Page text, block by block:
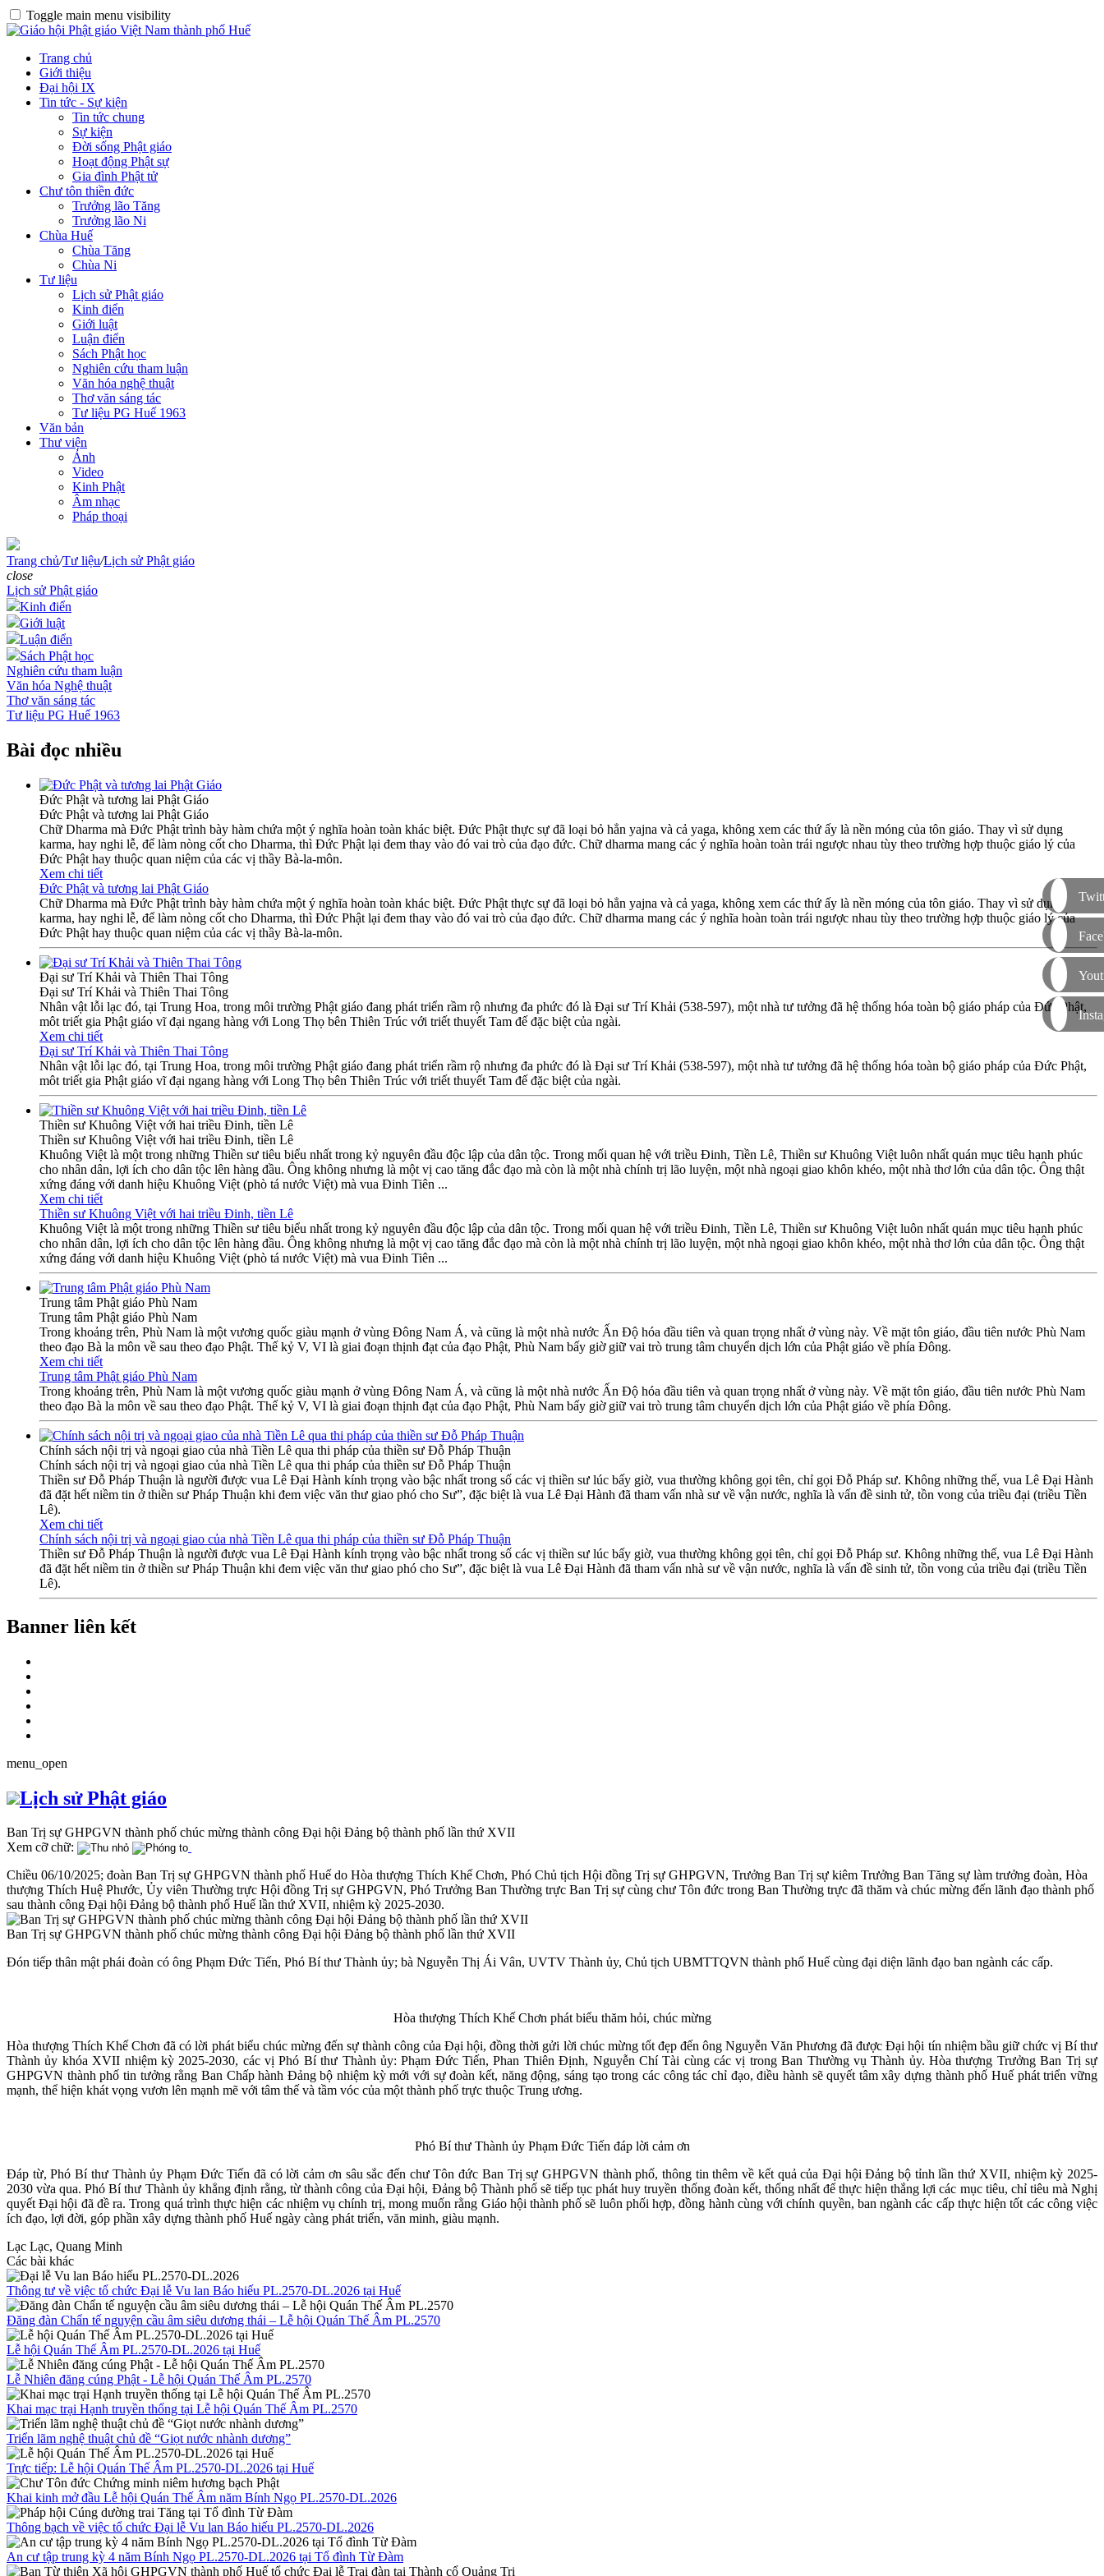
Toggle main menu visibility
Trang chủ
Giới thiệu
Đại hội IX
Tin tức - Sự kiện
Tin tức chung
Sự kiện
Đời sống Phật giáo
Hoạt động Phật sự
Gia đình Phật tử
Chư tôn thiền đức
Trưởng lão Tăng
Trưởng lão Ni
Chùa Huế
Chùa Tăng
Chùa Ni
Tư liệu
Lịch sử Phật giáo
Kinh điển
Giới luật
Luận điển
Sách Phật học
Nghiên cứu tham luận
Văn hóa nghệ thuật
Thơ văn sáng tác
Tư liệu PG Huế 1963
Văn bản
Thư viện
Ảnh
Video
Kinh Phật
Âm nhạc
Pháp thoại
Trang chủ/Tư liệu/Lịch sử Phật giáo
close
Lịch sử Phật giáo
Kinh điển
Giới luật
Luận điển
Sách Phật học
Nghiên cứu tham luận
Văn hóa Nghệ thuật
Thơ văn sáng tác
Tư liệu PG Huế 1963
Bài đọc nhiều
Đức Phật và tương lai Phật Giáo
Đức Phật và tương lai Phật Giáo
Chữ Dharma mà Đức Phật trình bày hàm chứa một ý nghĩa hoàn toàn khác biệt. Đức Phật thực sự đã loại bỏ hẳn yajna và cả yaga, không xem các thứ ấy là nền móng của tôn giáo. Thay vì sử dụng
karma, hay nghi lễ, để làm nòng cốt cho Dharma, thì Đức Phật lại đem thay vào đó vai trò của đạo đức. Chữ dharma mang các ý nghĩa hoàn toàn trái ngược nhau tùy theo trường hợp thuộc giáo lý của
Đức Phật hay thuộc quan niệm của các vị thầy Bà-la-môn.
Xem chi tiết
Đức Phật và tương lai Phật Giáo
Chữ Dharma mà Đức Phật trình bày hàm chứa một ý nghĩa hoàn toàn khác biệt. Đức Phật thực sự đã loại bỏ hẳn yajna và cả yaga, không xem các thứ ấy là nền móng của tôn giáo. Thay vì sử dụng
karma, hay nghi lễ, để làm nòng cốt cho Dharma, thì Đức Phật lại đem thay vào đó vai trò của đạo đức. Chữ dharma mang các ý nghĩa hoàn toàn trái ngược nhau tùy theo trường hợp thuộc giáo lý của
Đức Phật hay thuộc quan niệm của các vị thầy Bà-la-môn.
Đại sư Trí Khải và Thiên Thai Tông
Đại sư Trí Khải và Thiên Thai Tông
Nhân vật lỗi lạc đó, tại Trung Hoa, trong môi trường Phật giáo đang phát triển rầm rộ nhưng đa phức đó là Đại sư Trí Khải (538-597), một nhà tư tưởng đã hệ thống hóa toàn bộ giáo pháp của Đức Phật,
môt triết gia Phật giáo vĩ đại ngang hàng với Long Thọ bên Thiên Trúc với triết thuyết Tam đế đặc biệt của ngài.
Xem chi tiết
Đại sư Trí Khải và Thiên Thai Tông
Nhân vật lỗi lạc đó, tại Trung Hoa, trong môi trường Phật giáo đang phát triển rầm rộ nhưng đa phức đó là Đại sư Trí Khải (538-597), một nhà tư tưởng đã hệ thống hóa toàn bộ giáo pháp của Đức Phật,
môt triết gia Phật giáo vĩ đại ngang hàng với Long Thọ bên Thiên Trúc với triết thuyết Tam đế đặc biệt của ngài.
Thiền sư Khuông Việt với hai triều Đinh, tiền Lê
Thiền sư Khuông Việt với hai triều Đinh, tiền Lê
Khuông Việt là một trong những Thiền sư tiêu biểu nhất trong kỷ nguyên đầu độc lập của dân tộc. Trong mối quan hệ với triều Đinh, Tiền Lê, Thiền sư Khuông Việt luôn nhất quán mục tiêu hạnh phúc
cho nhân dân, lợi ích cho dân tộc lên hàng đầu. Ông không nhưng là một vị cao tăng đắc đạo mà còn là một nhà chính trị lão luyện, một nhà ngoại giao khôn khéo, một nhà thơ lớn của dân tộc. Ông thật
xứng đáng với danh hiệu Khuông Việt (phò tá nước Việt) mà vua Đinh Tiên ...
Xem chi tiết
Thiền sư Khuông Việt với hai triều Đinh, tiền Lê
Khuông Việt là một trong những Thiền sư tiêu biểu nhất trong kỷ nguyên đầu độc lập của dân tộc. Trong mối quan hệ với triều Đinh, Tiền Lê, Thiền sư Khuông Việt luôn nhất quán mục tiêu hạnh phúc
cho nhân dân, lợi ích cho dân tộc lên hàng đầu. Ông không nhưng là một vị cao tăng đắc đạo mà còn là một nhà chính trị lão luyện, một nhà ngoại giao khôn khéo, một nhà thơ lớn của dân tộc. Ông thật
xứng đáng với danh hiệu Khuông Việt (phò tá nước Việt) mà vua Đinh Tiên ...
Trung tâm Phật giáo Phù Nam
Trung tâm Phật giáo Phù Nam
Trong khoảng trên, Phù Nam là một vương quốc giàu mạnh ở vùng Đông Nam Á, và cũng là một nhà nước Ấn Độ hóa đầu tiên và quan trọng nhất ở vùng này. Về mặt tôn giáo, đầu tiên nước Phù Nam
theo đạo Bà la môn về sau theo đạo Phật. Thế kỷ V, VI là giai đoạn thịnh đạt của đạo Phật, Phù Nam bấy giờ giữ vai trò trung tâm chuyển dịch lớn của Phật giáo về phía Đông.
Xem chi tiết
Trung tâm Phật giáo Phù Nam
Trong khoảng trên, Phù Nam là một vương quốc giàu mạnh ở vùng Đông Nam Á, và cũng là một nhà nước Ấn Độ hóa đầu tiên và quan trọng nhất ở vùng này. Về mặt tôn giáo, đầu tiên nước Phù Nam
theo đạo Bà la môn về sau theo đạo Phật. Thế kỷ V, VI là giai đoạn thịnh đạt của đạo Phật, Phù Nam bấy giờ giữ vai trò trung tâm chuyển dịch lớn của Phật giáo về phía Đông.
Chính sách nội trị và ngoại giao của nhà Tiền Lê qua thi pháp của thiền sư Đỗ Pháp Thuận
Chính sách nội trị và ngoại giao của nhà Tiền Lê qua thi pháp của thiền sư Đỗ Pháp Thuận
Thiền sư Đỗ Pháp Thuận là người được vua Lê Đại Hành kính trọng vào bậc nhất trong số các vị thiền sư lúc bấy giờ, vua thường không gọi tên, chỉ gọi Đỗ Pháp sư. Không những thế, vua Lê Đại Hành
đã đặt hết niềm tin ở thiền sư Pháp Thuận khi đem việc văn thư giao phó cho Sư”, đặc biệt là vua Lê Đại Hành đã tham vấn nhà sư về vận nước, nghĩa là vấn đề sinh tử, tồn vong của triều đại (triều Tiền
Lê).
Xem chi tiết
Chính sách nội trị và ngoại giao của nhà Tiền Lê qua thi pháp của thiền sư Đỗ Pháp Thuận
Thiền sư Đỗ Pháp Thuận là người được vua Lê Đại Hành kính trọng vào bậc nhất trong số các vị thiền sư lúc bấy giờ, vua thường không gọi tên, chỉ gọi Đỗ Pháp sư. Không những thế, vua Lê Đại Hành
đã đặt hết niềm tin ở thiền sư Pháp Thuận khi đem việc văn thư giao phó cho Sư”, đặc biệt là vua Lê Đại Hành đã tham vấn nhà sư về vận nước, nghĩa là vấn đề sinh tử, tồn vong của triều đại (triều Tiền
Lê).
Banner liên kết
menu_open
Lịch sử Phật giáo
Ban Trị sự GHPGVN thành phố chúc mừng thành công Đại hội Đảng bộ thành phố lần thứ XVII
Xem cỡ chữ:
Chiều 06/10/2025; đoàn Ban Trị sự GHPGVN thành phố Huế do Hòa thượng Thích Khế Chơn, Phó Chủ tịch Hội đồng Trị sự GHPGVN, Trưởng Ban Trị sự kiêm Trưởng Ban Tăng sự làm trưởng đoàn, Hòa
thượng Thích Huệ Phước, Ủy viên Thường trực Hội đồng Trị sự GHPGVN, Phó Trưởng Ban Thường trực Ban Trị sự cùng chư Tôn đức trong Ban Thường trực đã thăm và chúc mừng đến lãnh đạo thành phố
sau thành công Đại hội Đảng bộ thành phố Huế lần thứ XVII, nhiệm kỳ 2025-2030.
Ban Trị sự GHPGVN thành phố chúc mừng thành công Đại hội Đảng bộ thành phố lần thứ XVII
Đón tiếp thân mật phái đoàn có ông Phạm Đức Tiến, Phó Bí thư Thành ủy; bà Nguyễn Thị Ái Vân, UVTV Thành ủy, Chủ tịch UBMTTQVN thành phố Huế cùng đại diện lãnh đạo ban ngành các cấp.
Hòa thượng Thích Khế Chơn phát biểu thăm hỏi, chúc mừng
Hòa thượng Thích Khế Chơn đã có lời phát biểu chúc mừng đến sự thành công của Đại hội, đồng thời gửi lời chúc mừng tốt đẹp đến ông Nguyễn Văn Phương đã được Đại hội tín nhiệm bầu giữ chức vị Bí thư
Thành ủy khóa XVII nhiệm kỳ 2025-2030, các vị Phó Bí thư Thành ủy: Phạm Đức Tiến, Phan Thiên Định, Nguyễn Chí Tài cùng các vị trong Ban Thường vụ Thành ủy. Hòa thượng Trưởng Ban Trị sự
GHPGVN thành phố tin tưởng rằng Ban Chấp hành Đảng bộ nhiệm kỳ mới với sự đoàn kết, năng động, sáng tạo trong các công tác chỉ đạo, điều hành sẽ quyết tâm xây dựng thành phố Huế phát triển vững
mạnh, thể hiện khát vọng vươn lên mạnh mẽ với tâm thế và tầm vóc của một thành phố trực thuộc Trung ương.
Phó Bí thư Thành ủy Phạm Đức Tiến đáp lời cảm ơn
Đáp từ, Phó Bí thư Thành ủy Phạm Đức Tiến đã có lời cảm ơn sâu sắc đến chư Tôn đức Ban Trị sự GHPGVN thành phố, thông tin thêm về kết quả của Đại hội Đảng bộ tỉnh lần thứ XVII, nhiệm kỳ 2025-
2030 vừa qua. Phó Bí thư Thành ủy khẳng định rằng, từ thành công của Đại hội, Đảng bộ Thành phố sẽ tiếp tục phát huy truyền thống đoàn kết, thống nhất để thực hiện thắng lợi các mục tiêu, chỉ tiêu mà Nghị
quyết Đại hội đã đề ra. Trong quá trình thực hiện các nhiệm vụ chính trị, mong muốn rằng Giáo hội thành phố sẽ luôn phối hợp, đồng hành cùng với chính quyền, ban ngành các cấp thực hiện tốt các công việc
ích đạo, lợi đời, góp phần xây dựng thành phố Huế ngày càng phát triển, văn minh, giàu mạnh.
Lạc Lạc, Quang Minh
Các bài khác
Thông tư về việc tổ chức Đại lễ Vu lan Báo hiếu PL.2570-DL.2026 tại Huế
Đăng đàn Chẩn tế nguyện cầu âm siêu dương thái – Lễ hội Quán Thế Âm PL.2570
Lễ hội Quán Thế Âm PL.2570-DL.2026 tại Huế
Lễ Nhiên đăng cúng Phật - Lễ hội Quán Thế Âm PL.2570
Khai mạc trại Hạnh truyền thống tại Lễ hội Quán Thế Âm PL.2570
Triển lãm nghệ thuật chủ đề “Giọt nước nhành dương”
Trực tiếp: Lễ hội Quán Thế Âm PL.2570-DL.2026 tại Huế
Khai kinh mở đầu Lễ hội Quán Thế Âm năm Bính Ngọ PL.2570-DL.2026
Thông bạch về việc tổ chức Đại lễ Vu lan Báo hiếu PL.2570-DL.2026
An cư tập trung kỳ 4 năm Bính Ngọ PL.2570-DL.2026 tại Tổ đình Từ Đàm